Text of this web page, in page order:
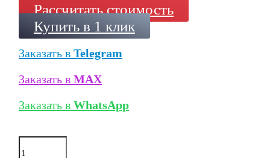
Рассчитать стоимость
Купить в 1 клик
Заказать в Telegram
Заказать в MAX
Заказать в WhatsApp
Количество
товара